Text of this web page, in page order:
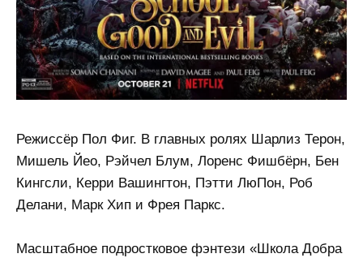
Режиссёр Пол Фиг. В главных ролях Шарлиз Терон,
Мишель Йео, Рэйчел Блум, Лоренс Фишбёрн, Бен
Кингсли, Керри Вашингтон, Пэтти ЛюПон, Роб
Делани, Марк Хип и Фрея Паркс.
Масштабное подростковое фэнтези «Школа Добра